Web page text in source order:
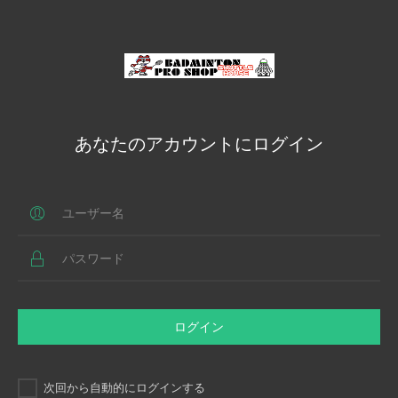
あなたのアカウントにログイン
ログイン
次回から自動的にログインする